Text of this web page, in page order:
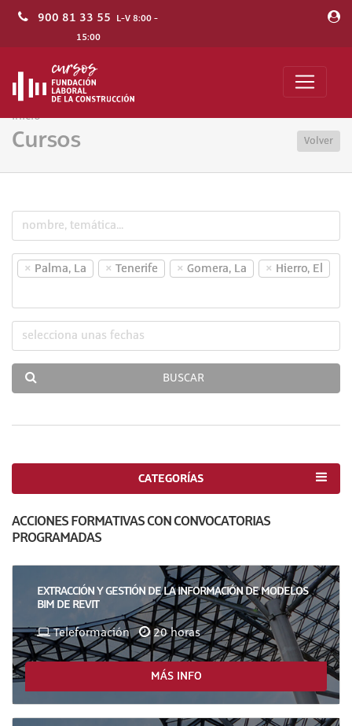
900 81 33 55 L-V 8:00 -
15:00
Inicio
Cursos Volver
× Palma, La × Tenerife × Gomera, La × Hierro, El
BUSCAR
CATEGORÍAS
ACCIONES FORMATIVAS CON CONVOCATORIAS
PROGRAMADAS
EXTRACCIÓN Y GESTIÓN DE LA INFORMACIÓN DE MODELOS
BIM DE REVIT
Teleformación 20 horas
MÁS INFO